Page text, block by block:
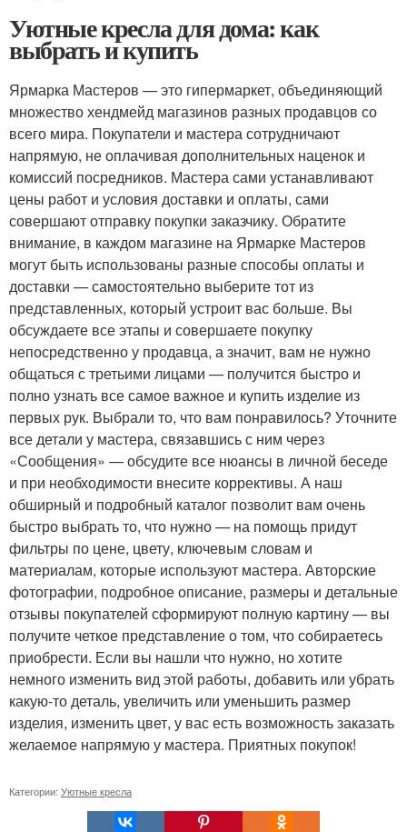
Уютные кресла для дома: как
выбрать и купить
Ярмарка Мастеров — это гипермаркет, объединяющий
множество хендмейд магазинов разных продавцов со
всего мира. Покупатели и мастера сотрудничают
напрямую, не оплачивая дополнительных наценок и
комиссий посредников. Мастера сами устанавливают
цены работ и условия доставки и оплаты, сами
совершают отправку покупки заказчику. Обратите
внимание, в каждом магазине на Ярмарке Мастеров
могут быть использованы разные способы оплаты и
доставки — самостоятельно выберите тот из
представленных, который устроит вас больше. Вы
обсуждаете все этапы и совершаете покупку
непосредственно у продавца, а значит, вам не нужно
общаться с третьими лицами — получится быстро и
полно узнать все самое важное и купить изделие из
первых рук. Выбрали то, что вам понравилось? Уточните
все детали у мастера, связавшись с ним через
«Сообщения» — обсудите все нюансы в личной беседе
и при необходимости внесите коррективы. А наш
обширный и подробный каталог позволит вам очень
быстро выбрать то, что нужно — на помощь придут
фильтры по цене, цвету, ключевым словам и
материалам, которые используют мастера. Авторские
фотографии, подробное описание, размеры и детальные
отзывы покупателей сформируют полную картину — вы
получите четкое представление о том, что собираетесь
приобрести. Если вы нашли что нужно, но хотите
немного изменить вид этой работы, добавить или убрать
какую-то деталь, увеличить или уменьшить размер
изделия, изменить цвет, у вас есть возможность заказать
желаемое напрямую у мастера. Приятных покупок!
Категории: Уютные кресла